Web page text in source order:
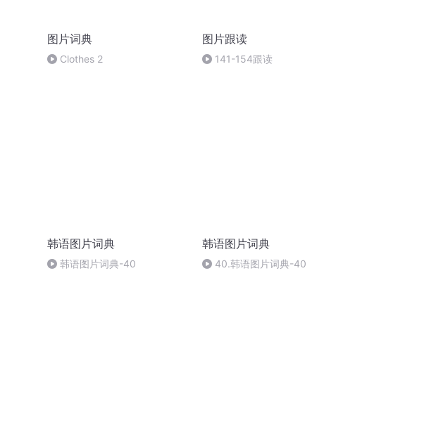
图片词典
Clothes 2
图片跟读
141-154跟读
韩语图片词典
韩语图片词典-40
韩语图片词典
40.韩语图片词典-40